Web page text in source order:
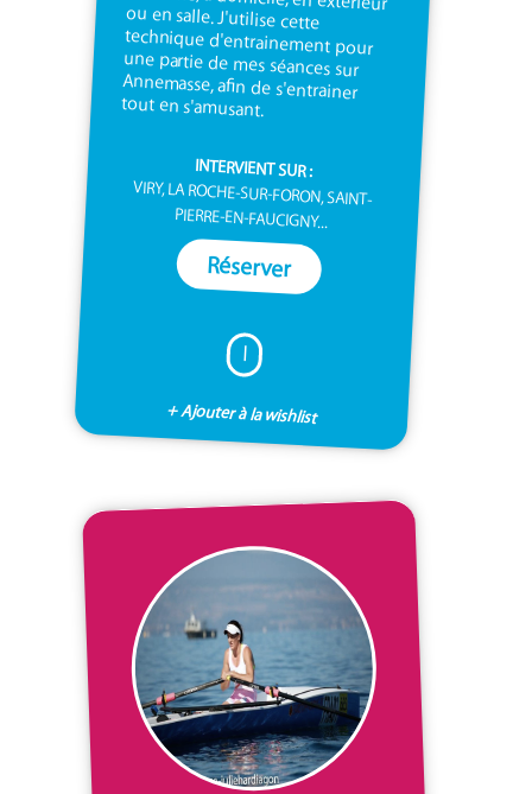
tout en s'amusant.
INTERVIENT SUR :
VIRY, LA ROCHE-SUR-FORON, SAINT-
PIERRE-EN-FAUCIGNY...
Réserver
I
+ Ajouter à la wishlist